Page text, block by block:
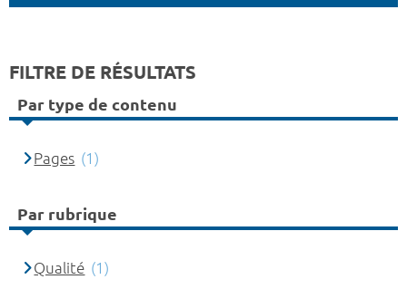
FILTRE DE RÉSULTATS
Par type de contenu
Pages (1)
Par rubrique
Qualité (1)